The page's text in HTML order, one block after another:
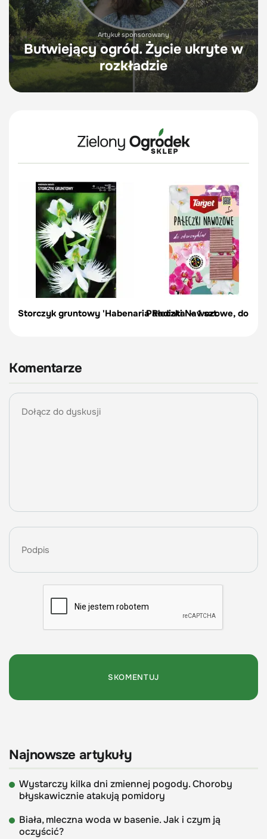
Artykuł sponsorowany
Butwiejący ogród. Życie ukryte w
rozkładzie
Storczyk gruntowy 'Habenaria Radiata' – 1 szt.
Pałeczki Nawozowe, do
Komentarze
Najnowsze artykuły
Wystarczy kilka dni zmiennej pogody. Choroby
błyskawicznie atakują pomidory
Biała, mleczna woda w basenie. Jak i czym ją
oczyścić?